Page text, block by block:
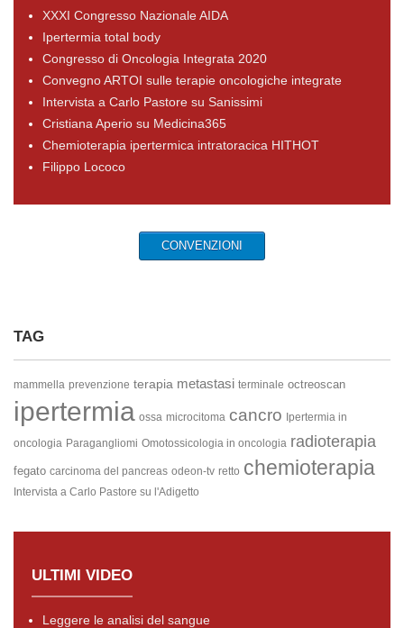
XXXI Congresso Nazionale AIDA
Ipertermia total body
Congresso di Oncologia Integrata 2020
Convegno ARTOI sulle terapie oncologiche integrate
Intervista a Carlo Pastore su Sanissimi
Cristiana Aperio su Medicina365
Chemioterapia ipertermica intratoracica HITHOT
Filippo Lococo
CONVENZIONI
TAG
mammella prevenzione terapia metastasi terminale octreoscan
ipertermia ossa microcitoma cancro Ipertermia in
oncologia Paragangliomi Omotossicologia in oncologia radioterapia
fegato carcinoma del pancreas odeon-tv retto chemioterapia
Intervista a Carlo Pastore su l'Adigetto
ULTIMI VIDEO
Leggere le analisi del sangue